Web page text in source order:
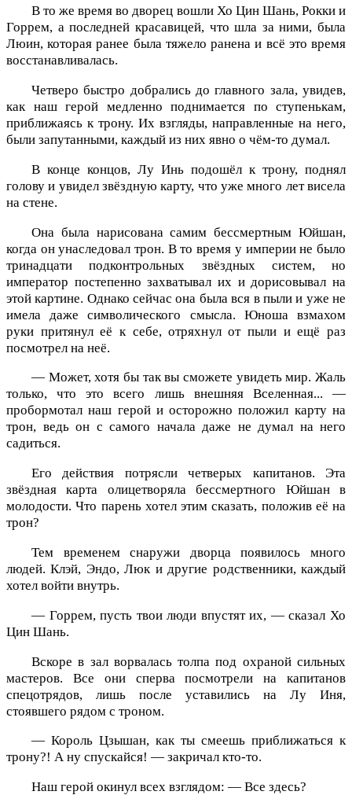
В то же время во дворец вошли Хо Цин Шань, Рокки и
Горрем, а последней красавицей, что шла за ними, была
Люин, которая ранее была тяжело ранена и всё это время
восстанавливалась.
Четверо быстро добрались до главного зала, увидев,
как наш герой медленно поднимается по ступенькам,
приближаясь к трону. Их взгляды, направленные на него,
были запутанными, каждый из них явно о чём-то думал.
В конце концов, Лу Инь подошёл к трону, поднял
голову и увидел звёздную карту, что уже много лет висела
на стене.
Она была нарисована самим бессмертным Юйшан,
когда он унаследовал трон. В то время у империи не было
тринадцати подконтрольных звёздных систем, но
император постепенно захватывал их и дорисовывал на
этой картине. Однако сейчас она была вся в пыли и уже не
имела даже символического смысла. Юноша взмахом
руки притянул её к себе, отряхнул от пыли и ещё раз
посмотрел на неё.
— Может, хотя бы так вы сможете увидеть мир. Жаль
только, что это всего лишь внешняя Вселенная... —
пробормотал наш герой и осторожно положил карту на
трон, ведь он с самого начала даже не думал на него
садиться.
Его действия потрясли четверых капитанов. Эта
звёздная карта олицетворяла бессмертного Юйшан в
молодости. Что парень хотел этим сказать, положив её на
трон?
Тем временем снаружи дворца появилось много
людей. Клэй, Эндо, Люк и другие родственники, каждый
хотел войти внутрь.
— Горрем, пусть твои люди впустят их, — сказал Хо
Цин Шань.
Вскоре в зал ворвалась толпа под охраной сильных
мастеров. Все они сперва посмотрели на капитанов
спецотрядов, лишь после уставились на Лу Иня,
стоявшего рядом с троном.
— Король Цзышан, как ты смеешь приближаться к
трону?! А ну спускайся! — закричал кто-то.
Наш герой окинул всех взглядом: — Все здесь?